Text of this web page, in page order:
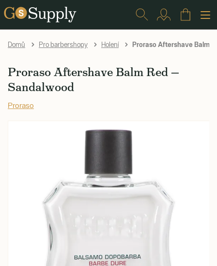
Domů Pro barbershopy Holení Proraso Aftershave Balm
Proraso Aftershave Balm Red —
Sandalwood
Proraso